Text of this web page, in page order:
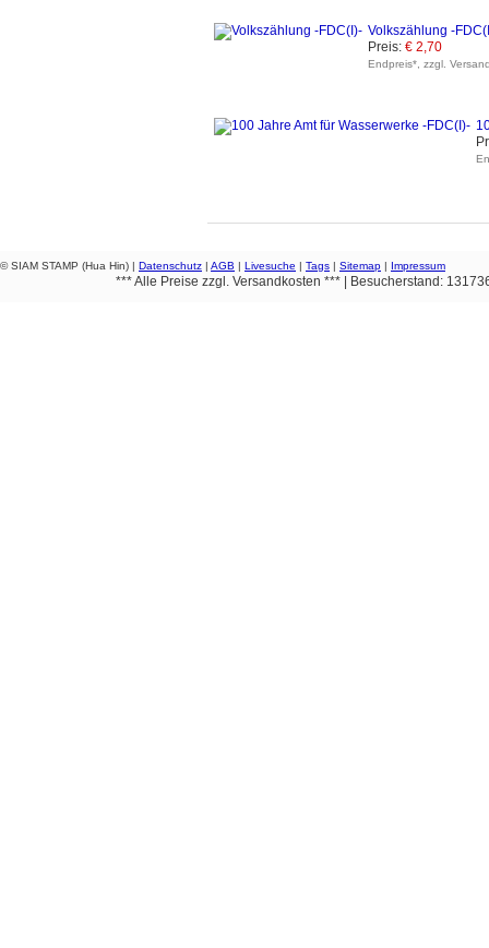
Volkszählung -
Preis: € 2,70
Endpreis*, zzgl.
© SIAM STAMP (Hua Hin) | Datenschutz | AGB | Livesuche | Tags | Sitemap | Impressum
*** Alle Preise zzgl. Versandkosten *** | Besucherstand: